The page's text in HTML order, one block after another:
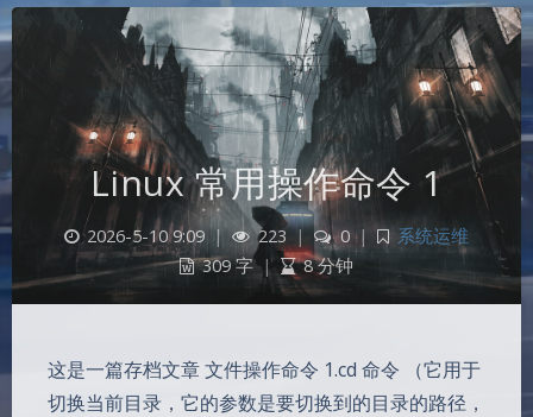
Linux 常用操作命令 1
2026-5-10 9:09 | 223 | 0 |
系统运维
309 字 | 8 分钟
这是一篇存档文章 文件操作命令 1.cd 命令 （它用于
切换当前目录，它的参数是要切换到的目录的路径，